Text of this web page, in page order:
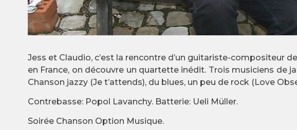
Jess et Claudio, c’est la rencontre d’un guitariste-compositeur
en France, on découvre un quartette inédit. Trois musiciens de
Chanson jazzy (Je t’attends), du blues, un peu de rock (Love
Contrebasse: Popol Lavanchy. Batterie: Ueli Müller.
Soirée Chanson Option Musique.